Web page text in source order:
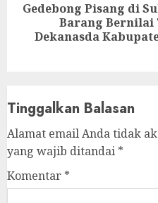
post:
Gedebong Pisang di
Barang Bernilai
Dekanasda
Tinggalkan Balasan
Alamat email Anda tidak
yang wajib ditandai *
Komentar *